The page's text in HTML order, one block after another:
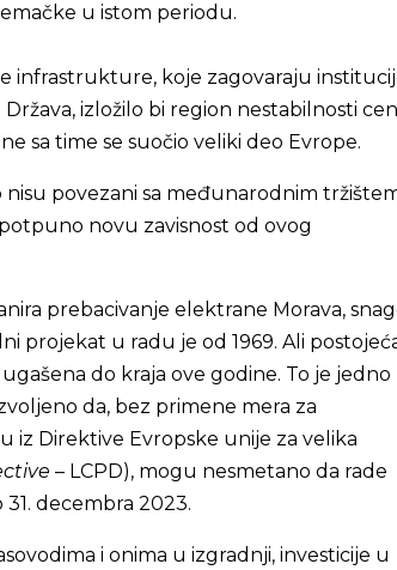
u istom periodu.
infrastrukture, koje zagovaraju
izložilo bi region nestabilnosti
sa time se suočio veliki deo Evrope.
nisu povezani sa međunarodnim
novu zavisnost od ovog
prebacivanje elektrane Morava,
projekat u radu je od 1969. Ali
do kraja ove godine. To je jedno
da, bez primene mera za
iz Direktive Evropske unije za velika
– LCPD), mogu nesmetano da rade
31. decembra 2023.
i onima u izgradnji, investicije u